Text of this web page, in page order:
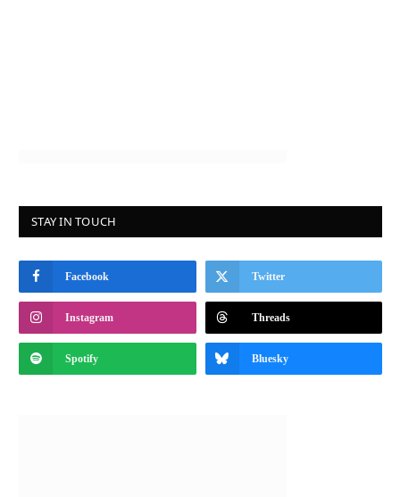
STAY IN TOUCH
Facebook Twitter
Instagram Threads
Spotify Bluesky